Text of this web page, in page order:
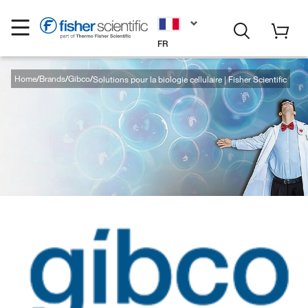
FR
Home Brands Gibco Solutions pour la biologie cellulaire | Fisher Scientific